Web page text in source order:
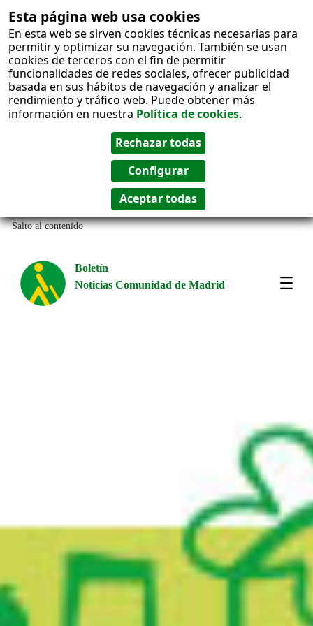
Esta página web usa cookies
En esta web se sirven cookies técnicas necesarias para
permitir y optimizar su navegación. También se usan
cookies de terceros con el fin de permitir
funcionalidades de redes sociales, ofrecer publicidad
basada en sus hábitos de navegación y analizar el
rendimiento y tráfico web. Puede obtener más
información en nuestra Política de cookies.
Salto al contenido
Boletín
Noticias Comunidad de Madrid